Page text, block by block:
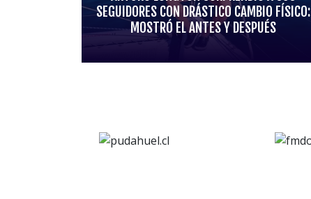
SEGUIDORES CON DRÁSTICO CAMBIO FÍSICO:
MOSTRÓ EL ANTES Y DESPUÉS